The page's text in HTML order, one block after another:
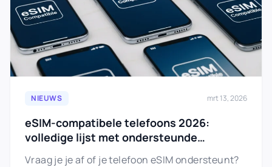
NIEUWS mrt 13, 2026
eSIM-compatibele telefoons 2026:
volledige lijst met ondersteunde
Vraag je je af of je telefoon eSIM ondersteunt?